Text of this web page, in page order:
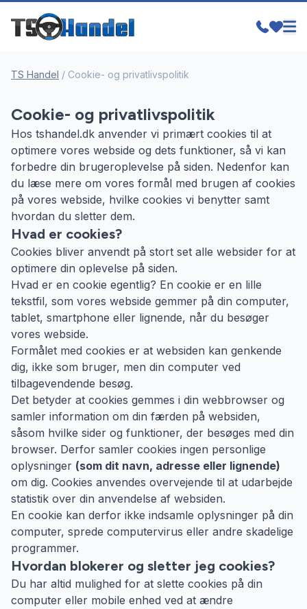
TS Handel / Cookie- og privatlivspolitik
Cookie- og privatlivspolitik
Hos tshandel.dk anvender vi primært cookies til at
optimere vores webside og dets funktioner, så vi kan
forbedre din brugeroplevelse på siden. Nedenfor kan
du læse mere om vores formål med brugen af cookies
på vores webside, hvilke cookies vi benytter samt
hvordan du sletter dem.
Hvad er cookies?
Cookies bliver anvendt på stort set alle websider for at
optimere din oplevelse på siden.
Hvad er en cookie egentlig? En cookie er en lille
tekstfil, som vores webside gemmer på din computer,
tablet, smartphone eller lignende, når du besøger
vores webside.
Formålet med cookies er at websiden kan genkende
dig, ikke som bruger, men din computer ved
tilbagevendende besøg.
Det betyder at cookies gemmes i din webbrowser og
samler information om din færden på websiden,
såsom hvilke sider og funktioner, der besøges med din
browser. Derfor samler cookies ingen personlige
oplysninger (som dit navn, adresse eller lignende)
om dig. Cookies anvendes overvejende til at udarbejde
statistik over din anvendelse af websiden.
En cookie kan derfor ikke indsamle oplysninger på din
computer, sprede computervirus eller andre skadelige
programmer.
Hvordan blokerer og sletter jeg cookies?
Du har altid mulighed for at slette cookies på din
computer eller mobile enhed ved at ændre